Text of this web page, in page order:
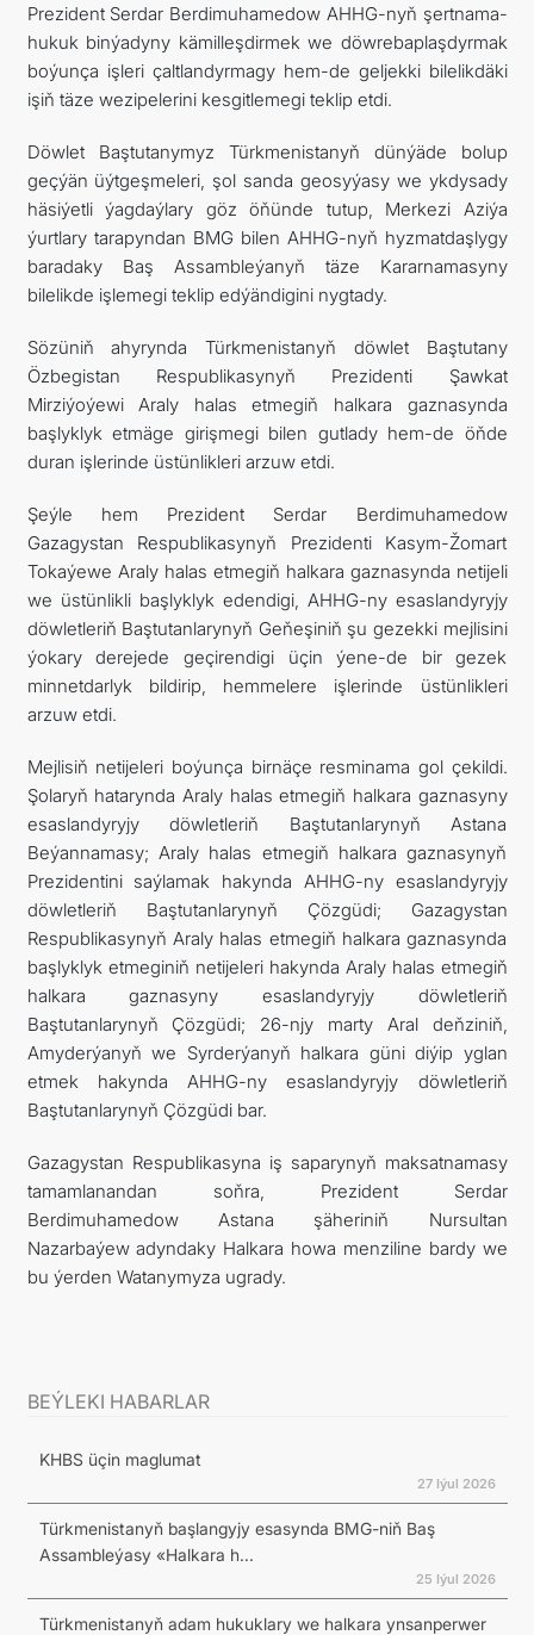
Prezident Serdar Berdimuhamedow AHHG-nyň şertnama-
hukuk binýadyny kämilleşdirmek we döwrebaplaşdyrmak
boýunça işleri çaltlandyrmagy hem-de geljekki bilelikdäki
işiň täze wezipelerini kesgitlemegi teklip etdi.
Döwlet Baştutanymyz Türkmenistanyň dünýäde bolup
geçýän üýtgeşmeleri, şol sanda geosyýasy we ykdysady
häsiýetli ýagdaýlary göz öňünde tutup, Merkezi Aziýa
ýurtlary tarapyndan BMG bilen AHHG-nyň hyzmatdaşlygy
baradaky Baş Assambleýanyň täze Kararnamasyny
bilelikde işlemegi teklip edýändigini nygtady.
Sözüniň ahyrynda Türkmenistanyň döwlet Baştutany
Özbegistan Respublikasynyň Prezidenti Şawkat
Mirziýoýewi Araly halas etmegiň halkara gaznasynda
başlyklyk etmäge girişmegi bilen gutlady hem-de öňde
duran işlerinde üstünlikleri arzuw etdi.
Şeýle hem Prezident Serdar Berdimuhamedow
Gazagystan Respublikasynyň Prezidenti Kasym-Žomart
Tokaýewe Araly halas etmegiň halkara gaznasynda netijeli
we üstünlikli başlyklyk edendigi, AHHG-ny esaslandyryjy
döwletleriň Baştutanlarynyň Geňeşiniň şu gezekki mejlisini
ýokary derejede geçirendigi üçin ýene-de bir gezek
minnetdarlyk bildirip, hemmelere işlerinde üstünlikleri
arzuw etdi.
Mejlisiň netijeleri boýunça birnäçe resminama gol çekildi.
Şolaryň hatarynda Araly halas etmegiň halkara gaznasyny
esaslandyryjy döwletleriň Baştutanlarynyň Astana
Beýannamasy; Araly halas etmegiň halkara gaznasynyň
Prezidentini saýlamak hakynda AHHG-ny esaslandyryjy
döwletleriň Baştutanlarynyň Çözgüdi; Gazagystan
Respublikasynyň Araly halas etmegiň halkara gaznasynda
başlyklyk etmeginiň netijeleri hakynda Araly halas etmegiň
halkara gaznasyny esaslandyryjy döwletleriň
Baştutanlarynyň Çözgüdi; 26-njy marty Aral deňziniň,
Amyderýanyň we Syrderýanyň halkara güni diýip yglan
etmek hakynda AHHG-ny esaslandyryjy döwletleriň
Baştutanlarynyň Çözgüdi bar.
Gazagystan Respublikasyna iş saparynyň maksatnamasy
tamamlanandan soňra, Prezident Serdar
Berdimuhamedow Astana şäheriniň Nursultan
Nazarbaýew adyndaky Halkara howa menziline bardy we
bu ýerden Watanymyza ugrady.
BEÝLEKI HABARLAR
KHBS üçin maglumat
27 Iýul 2026
Türkmenistanyň başlangyjy esasynda BMG-niň Baş
Assambleýasy «Halkara h...
25 Iýul 2026
Türkmenistanyň adam hukuklary we halkara ynsanperwer